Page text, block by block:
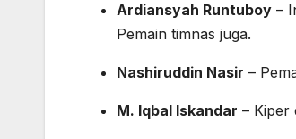
Ardiansyah Runtuboy –
Pemain timnas juga.
Nashiruddin Nasir –
M. Iqbal Iskandar – Kiper